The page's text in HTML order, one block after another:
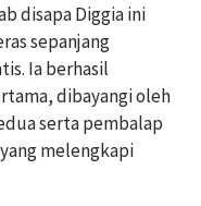
disapa Diggia ini
sepanjang
Ia berhasil
dibayangi oleh
serta pembalap
melengkapi